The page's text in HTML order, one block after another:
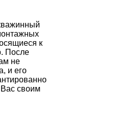
к
После
не
и его
своим